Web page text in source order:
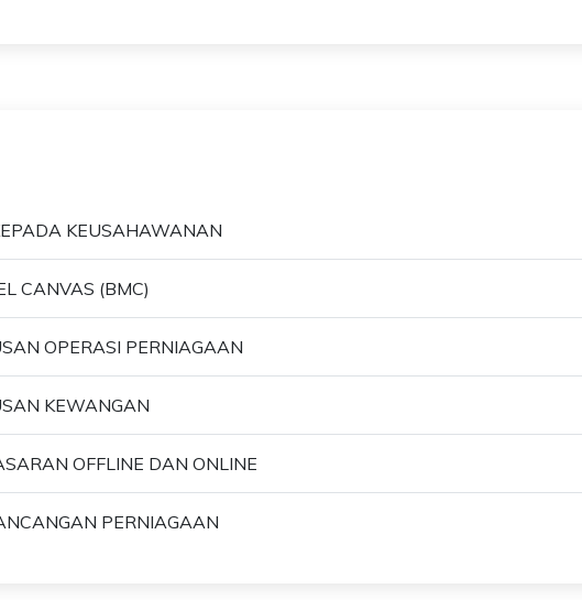
KEUSAHAWANAN
CANVAS (BMC)
OPERASI PERNIAGAAN
KEWANGAN
OFFLINE DAN ONLINE
PERNIAGAAN